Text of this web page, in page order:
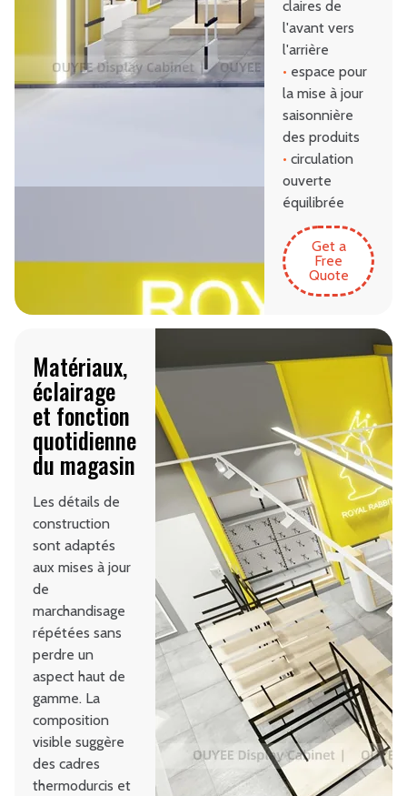
claires de
l'avant vers
l'arrière
• espace pour
la mise à jour
saisonnière
des produits
• circulation
ouverte
équilibrée
Get a
Free
Quote
Matériaux,
éclairage
et fonction
quotidienne
du magasin
Les détails de
construction
sont adaptés
aux mises à jour
de
marchandisage
répétées sans
perdre un
aspect haut de
gamme. La
composition
visible suggère
des cadres
thermodurcis et